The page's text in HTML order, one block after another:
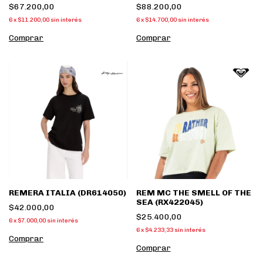
$67.200,00
6x $11.200,00 sin interés
Comprar
$88.200,00
6 x $14.700,00 sin interés
Comprar
REMERA ITALIA (DR614050)
$42.000,00
6x $7.000,00 sin interés
Comprar
REM MC THE SMELL OF THE
SEA (RX422045)
$25.400,00
6 x $4.233,33 sin interés
Comprar